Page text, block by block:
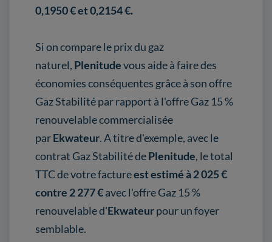
0,1950 € et 0,2154 €.
Si on compare le prix du gaz
naturel, Plenitudevous aide à faire des
économies conséquentes grâce à son offre
Gaz Stabilité par rapport à l'offre Gaz 15 %
renouvelable commercialisée
parEkwateur. A titre d'exemple, avec le
contrat Gaz Stabilité dePlenitude, le total
TTC de votre factureest estimé à 2 025 €
contre 2 277 €avec l'offre Gaz 15 %
renouvelable d'Ekwateurpour un foyer
semblable.